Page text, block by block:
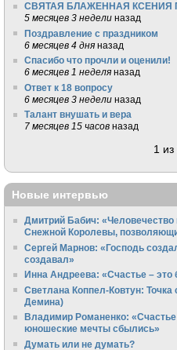
СВЯТАЯ БЛАЖЕННАЯ КСЕНИЯ
5 месяцев 3 недели назад
Поздравление с праздником
6 месяцев 4 дня назад
Спасибо что прочли и оценили!
6 месяцев 1 неделя назад
Ответ к 18 вопросу
6 месяцев 3 недели назад
Талант внушать и вера
7 месяцев 15 часов назад
1 из
Новые интервью
Дмитрий Бабич: «Человечество
Снежной Королевы,
Сергей Марнов: «Господь
создавал»
Инна Андреева: «Счастье – это
Светлана Коппел-Ковтун:
Демина)
Владимир Романенко: «Счастье
юношеские мечты сбылись»
Думать или не думать?